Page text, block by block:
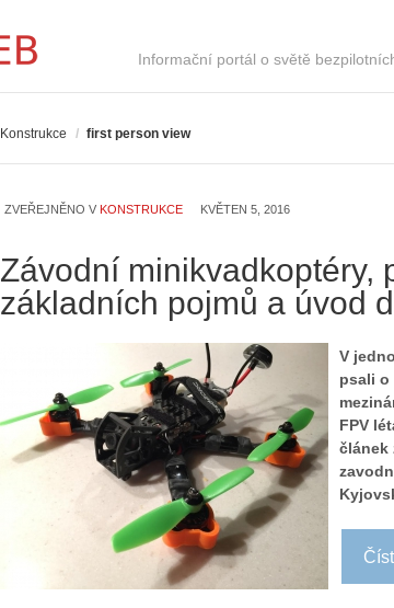
Informační portál o světě
Konstrukce / first person view
ZVEŘEJNĚNO V KONSTRUKCE KVĚTEN 5, 2016
Závodní minikvadkoptéry,
základních pojmů a úvod
V
psali o
FPV
článek